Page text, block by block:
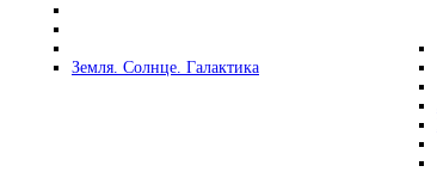
Земля. Солнце. Галактика